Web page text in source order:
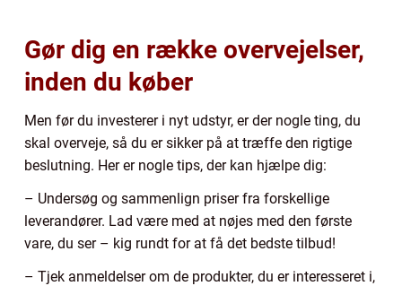
Gør dig en række overvejelser,
inden du køber
Men før du investerer i nyt udstyr, er der nogle ting, du
skal overveje, så du er sikker på at træffe den rigtige
beslutning. Her er nogle tips, der kan hjælpe dig:
– Undersøg og sammenlign priser fra forskellige
leverandører. Lad være med at nøjes med den første
vare, du ser – kig rundt for at få det bedste tilbud!
– Tjek anmeldelser om de produkter, du er interesseret i,